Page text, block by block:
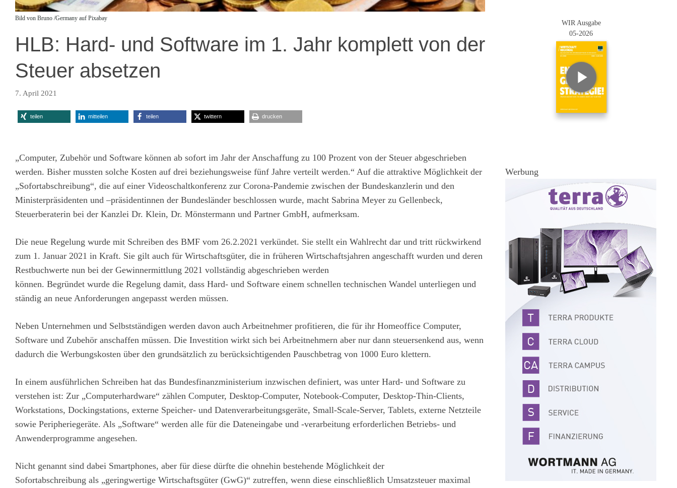
Bild von Bruno /Germany auf Pixabay
HLB: Hard- und Software im 1. Jahr komplett von der
Steuer absetzen
7. April 2021
teilen mitteilen teilen twittern drucken
„Computer, Zubehör und Software können ab sofort im Jahr der Anschaffung zu 100 Prozent von der Steuer abgeschrieben
werden. Bisher mussten solche Kosten auf drei beziehungsweise fünf Jahre verteilt werden.“ Auf die attraktive Möglichkeit der
„Sofortabschreibung“, die auf einer Videoschaltkonferenz zur Corona-Pandemie zwischen der Bundeskanzlerin und den
Ministerpräsidenten und –präsidentinnen der Bundesländer beschlossen wurde, macht Sabrina Meyer zu Gellenbeck,
Steuerberaterin bei der Kanzlei Dr. Klein, Dr. Mönstermann und Partner GmbH, aufmerksam.
Die neue Regelung wurde mit Schreiben des BMF vom 26.2.2021 verkündet. Sie stellt ein Wahlrecht dar und tritt rückwirkend
zum 1. Januar 2021 in Kraft. Sie gilt auch für Wirtschaftsgüter, die in früheren Wirtschaftsjahren angeschafft wurden und deren
Restbuchwerte nun bei der Gewinnermittlung 2021 vollständig abgeschrieben werden
können. Begründet wurde die Regelung damit, dass Hard- und Software einem schnellen technischen Wandel unterliegen und
ständig an neue Anforderungen angepasst werden müssen.
Neben Unternehmen und Selbstständigen werden davon auch Arbeitnehmer profitieren, die für ihr Homeoffice Computer,
Software und Zubehör anschaffen müssen. Die Investition wirkt sich bei Arbeitnehmern aber nur dann steuersenkend aus, wenn
dadurch die Werbungskosten über den grundsätzlich zu berücksichtigenden Pauschbetrag von 1000 Euro klettern.
In einem ausführlichen Schreiben hat das Bundesfinanzministerium inzwischen definiert, was unter Hard- und Software zu
verstehen ist: Zur „Computerhardware“ zählen Computer, Desktop-Computer, Notebook-Computer, Desktop-Thin-Clients,
Workstations, Dockingstations, externe Speicher- und Datenverarbeitungsgeräte, Small-Scale-Server, Tablets, externe Netzteile
sowie Peripheriegeräte. Als „Software“ werden alle für die Dateneingabe und -verarbeitung erforderlichen Betriebs- und
Anwenderprogramme angesehen.
Nicht genannt sind dabei Smartphones, aber für diese dürfte die ohnehin bestehende Möglichkeit der
Sofortabschreibung als „geringwertige Wirtschaftsgüter (GwG)“ zutreffen, wenn diese einschließlich Umsatzsteuer maximal
WIR Ausgabe
05-2026
Werbung